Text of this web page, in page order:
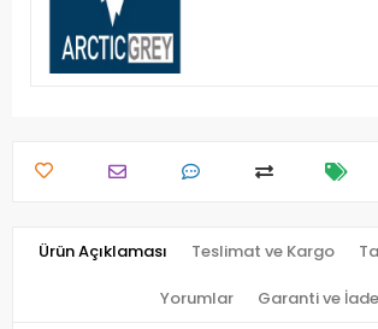
Ürün Açıklaması Teslimat ve Kargo
Yorumlar Garanti ve İade